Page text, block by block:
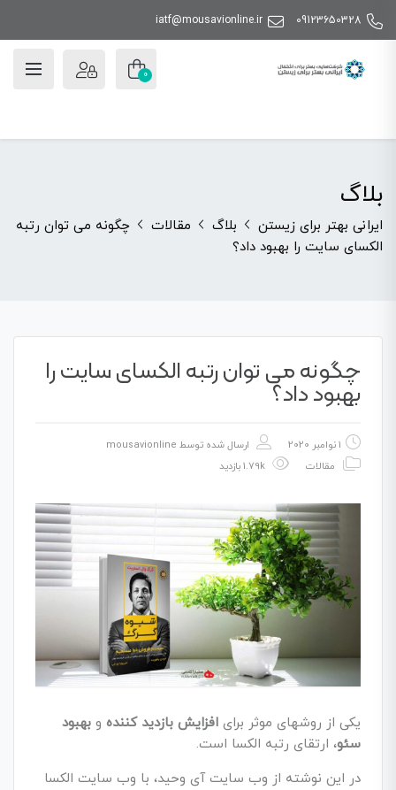
09123650328
iatf@mousavionline.ir
0
بلاگ
ایرانی بهتر برای زیستن بلاگ مقالات
چگونه می توان رتبه
الکسای سایت را بهبود داد؟
چگونه می توان رتبه الکسای سایت را
بهبود داد؟
1 نوامبر 2020 ارسال شده توسط mousavionline
مقالات
یکی از روشهای موثر برای افزایش بازدید کننده و بهبود
سئو، ارتقای رتبه الکسا است.
در این نوشته از وب سایت آی وحید، با وب سایت الکسا